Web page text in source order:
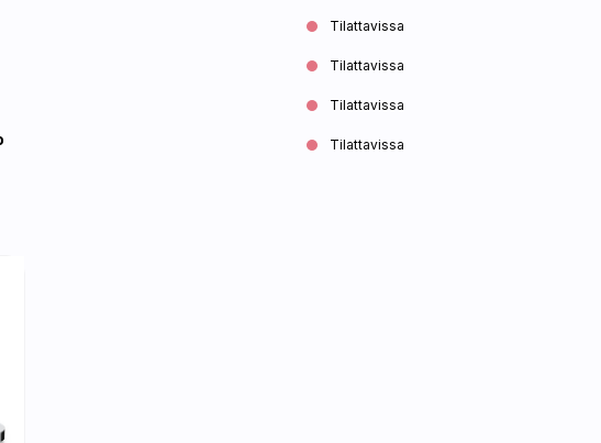
Tilattavissa
Tilattavissa
Tilattavissa
Tilattavissa